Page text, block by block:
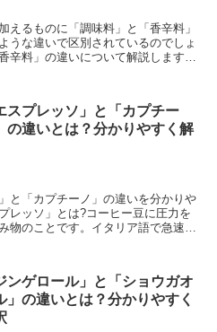
えるものに「調味料」と「香辛料」
うな違いで区別されているのでしょ
辛料」の違いについて解説します。
スプレッソ」と「カプチー
の違いとは？分かりやすく解
と「カプチーノ」の違いを分かりや
レッソ」とは?コーヒー豆に圧力を
物のことです。イタリア語で急速・
ンゲロール」と「ショウガオ
」の違いとは？分かりやすく